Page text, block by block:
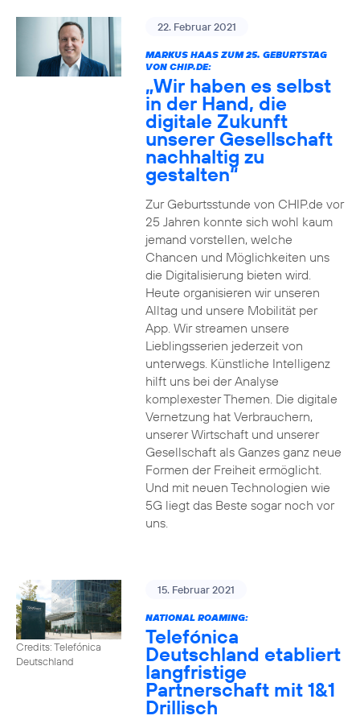
22. Februar 2021
MARKUS HAAS ZUM 25. GEBURTSTAG
VON CHIP.DE:
„Wir haben es selbst
in der Hand, die
digitale Zukunft
unserer Gesellschaft
nachhaltig zu
gestalten“
Zur Geburtsstunde von CHIP.de vor
25 Jahren konnte sich wohl kaum
jemand vorstellen, welche
Chancen und Möglichkeiten uns
die Digitalisierung bieten wird.
Heute organisieren wir unseren
Alltag und unsere Mobilität per
App. Wir streamen unsere
Lieblingsserien jederzeit von
unterwegs. Künstliche Intelligenz
hilft uns bei der Analyse
komplexester Themen. Die digitale
Vernetzung hat Verbrauchern,
unserer Wirtschaft und unserer
Gesellschaft als Ganzes ganz neue
Formen der Freiheit ermöglicht.
Und mit neuen Technologien wie
5G liegt das Beste sogar noch vor
uns.
Credits: Telefónica
Deutschland
15. Februar 2021
NATIONAL ROAMING:
Telefónica
Deutschland etabliert
langfristige
Partnerschaft mit 1&1
Drillisch